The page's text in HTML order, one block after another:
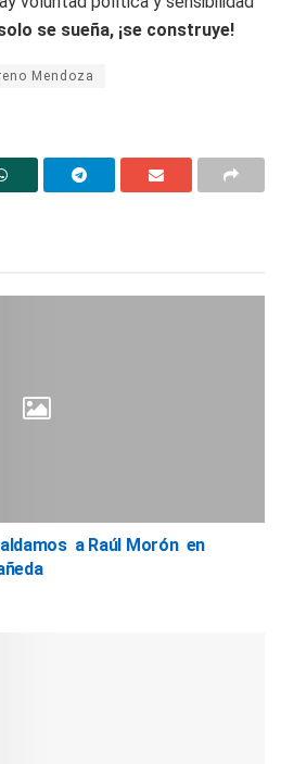
se sueña, ¡se construye!
Mendoza
a Raúl Morón en